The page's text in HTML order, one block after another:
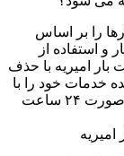
را بر اساس
و استفاده از
امیریه با حذف
خدمات خود را با
مناسب ترین تعرفه نرخ حمل و نقل ممکن و به صورت ۲۴ ساعت